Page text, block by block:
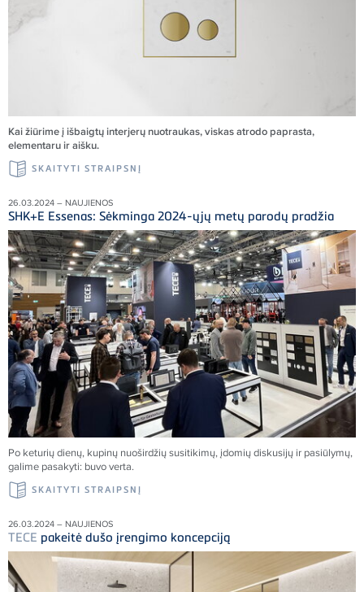
Kai žiūrime į išbaigtų interjerų nuotraukas, viskas atrodo paprasta,
elementaru ir aišku.
SKAITYTI STRAIPSNĮ
26.03.2024 – NAUJIENOS
SHK+E Essenas: Sėkminga 2024-ųjų metų parodų pradžia
Po keturių dienų, kupinų nuoširdžių susitikimų, įdomių diskusijų ir pasiūlymų,
galime pasakyti: buvo verta.
SKAITYTI STRAIPSNĮ
26.03.2024 – NAUJIENOS
TECE pakeitė dušo įrengimo koncepciją